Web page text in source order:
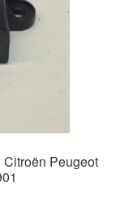
Peugeot